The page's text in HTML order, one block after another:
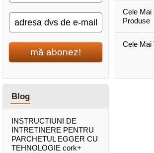
mă abonez!
Cele Mai
Produse
Cele Mai
Blog
INSTRUCTIUNI DE
INTRETINERE PENTRU
PARCHETUL EGGER CU
TEHNOLOGIE cork+